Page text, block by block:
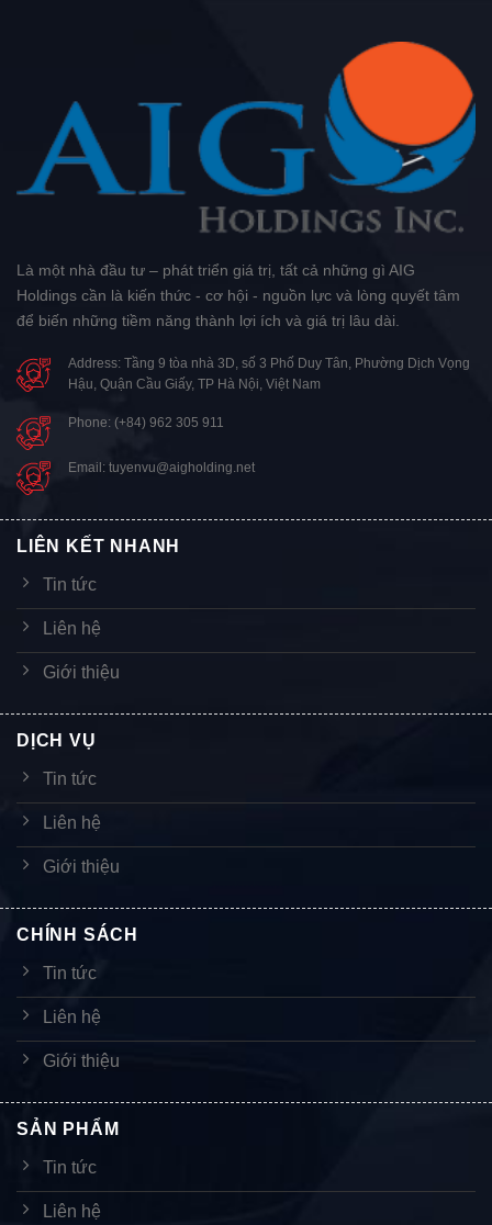
Là một nhà đầu tư – phát triển giá trị, tất cả những gì AIG
Holdings cần là kiến thức - cơ hội - nguồn lực và lòng quyết tâm
để biến những tiềm năng thành lợi ích và giá trị lâu dài.
Address: Tầng 9 tòa nhà 3D, số 3 Phố Duy Tân, Phường Dịch Vọng
Hậu, Quận Cầu Giấy, TP Hà Nội, Việt Nam
Phone: (+84) 962 305 911
Email: tuyenvu@aigholding.net
LIÊN KẾT NHANH
Tin tức
Liên hệ
Giới thiệu
DỊCH VỤ
Tin tức
Liên hệ
Giới thiệu
CHÍNH SÁCH
Tin tức
Liên hệ
Giới thiệu
SẢN PHẨM
Tin tức
Liên hệ